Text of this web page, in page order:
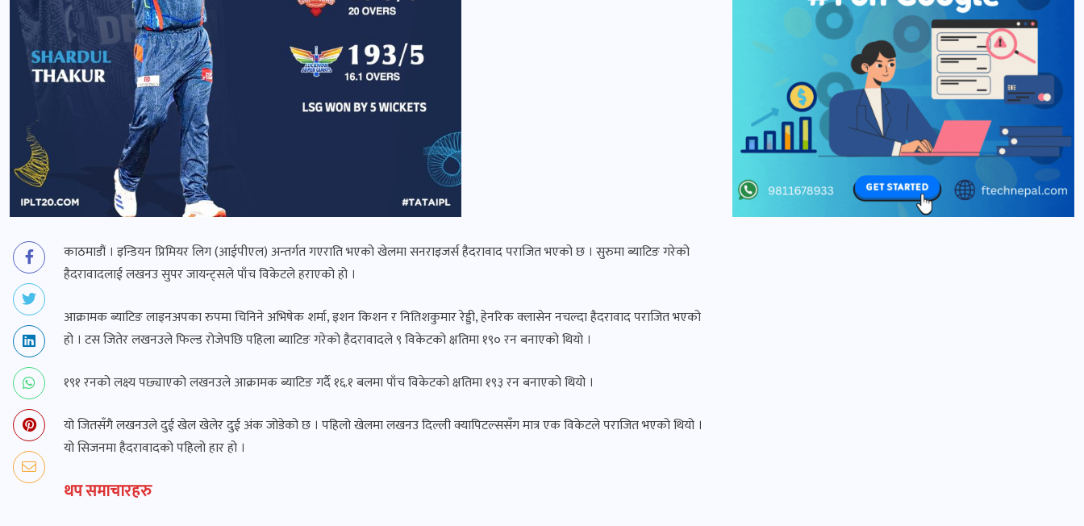
काठमाडौं । इन्डियन प्रिमियर लिग (आईपीएल) अन्तर्गत गएराति भएको खेलमा सनराइजर्स हैदरावाद पराजित भएको छ । सुरुमा ब्याटिङ गरेको
हैदरावादलाई लखनउ सुपर जायन्ट्सले पाँच विकेटले हराएको हो ।
आक्रामक ब्याटिङ लाइनअपका रुपमा चिनिने अभिषेक शर्मा, इशन किशन र नितिशकुमार रेड्डी, हेनरिक क्लासेन नचल्दा हैदरावाद पराजित भएको
हो । टस जितेर लखनउले फिल्ड रोजेपछि पहिला ब्याटिङ गरेको हैदरावादले ९ विकेटको क्षतिमा १९० रन बनाएको थियो ।
१९१ रनको लक्ष्य पछ्याएको लखनउले आक्रामक ब्याटिङ गर्दै १६.१ बलमा पाँच विकेटको क्षतिमा १९३ रन बनाएको थियो ।
यो जितसँगै लखनउले दुई खेल खेलेर दुई अंक जोडेको छ । पहिलो खेलमा लखनउ दिल्ली क्यापिटल्ससँग मात्र एक विकेटले पराजित भएको थियो ।
यो सिजनमा हैदरावादको पहिलो हार हो ।
थप समाचारहरु